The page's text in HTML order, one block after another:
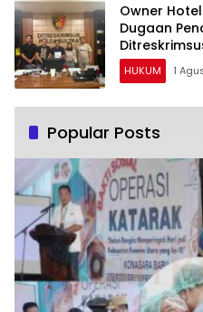
Owner
Dugaan
Tuduhan
HUKUM 1
Popular Posts